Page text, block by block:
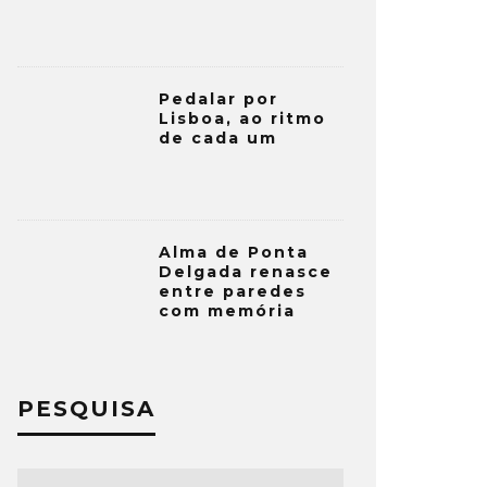
Pedalar por
Lisboa, ao ritmo
de cada um
Alma de Ponta
Delgada renasce
entre paredes
com memória
PESQUISA